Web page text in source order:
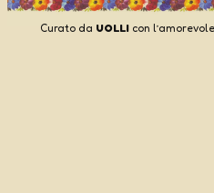
Curato da UOLLIcon